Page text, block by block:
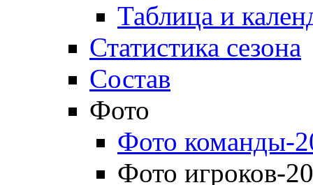
Таблица и
Статистика сезона
Состав
Фото
Фото команды-
Фото игроков-